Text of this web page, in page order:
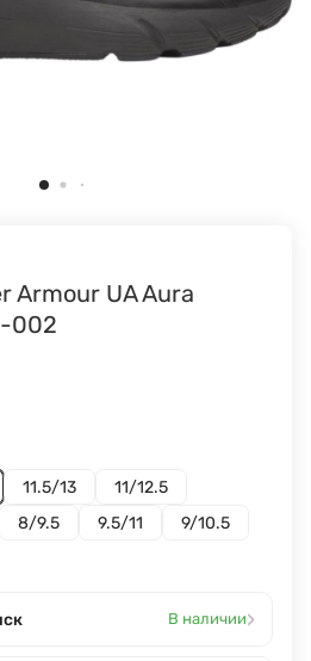
Armour UA Aura
002
11.5/13
11/12.5
8/9.5 9.5/11 9/10.5
В наличии›